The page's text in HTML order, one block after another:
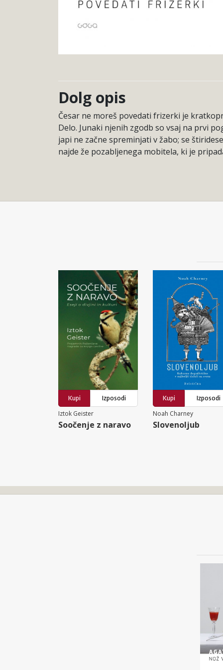
Dolg opis
Česar ne moreš povedati frizerki je
Delo. Junaki njenih zgodb so vsaj na prvi
japi ne začne spreminjati v žabo; se
najde že pozabljenega mobitela, ki je
Kupi
Izposodi
Iztok Geister
Soočenje z naravo
Kupi
Izposodi
Noah Charney
Slovenoljub